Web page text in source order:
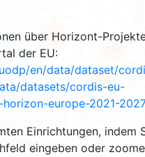
über Horizont-
der EU:
en/data/dataset/
datasets/cordis-eu-
europe-2021-2027
Einrichtungen, indem
eingeben oder
211
3436